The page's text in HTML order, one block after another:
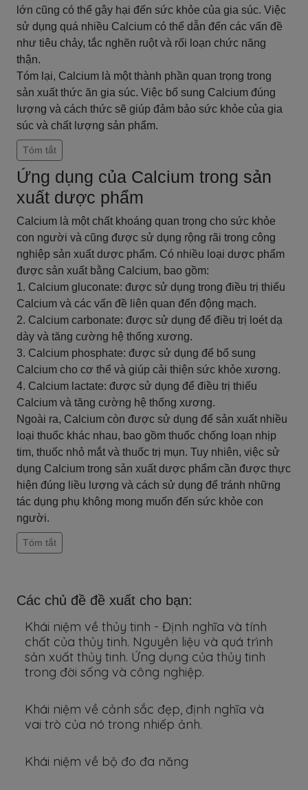
lớn cũng có thể gây hại đến sức khỏe của gia súc. Việc
sử dụng quá nhiều Calcium có thể dẫn đến các vấn đề
như tiêu chảy, tắc nghẽn ruột và rối loạn chức năng
thận.
Tóm lại, Calcium là một thành phần quan trọng trong
sản xuất thức ăn gia súc. Việc bổ sung Calcium đúng
lượng và cách thức sẽ giúp đảm bảo sức khỏe của gia
súc và chất lượng sản phẩm.
Tóm tắt
Ứng dụng của Calcium trong sản
xuất dược phẩm
Calcium là một chất khoáng quan trọng cho sức khỏe
con người và cũng được sử dụng rộng rãi trong công
nghiệp sản xuất dược phẩm. Có nhiều loại dược phẩm
được sản xuất bằng Calcium, bao gồm:
1. Calcium gluconate: được sử dụng trong điều trị thiếu
Calcium và các vấn đề liên quan đến động mạch.
2. Calcium carbonate: được sử dụng để điều trị loét dạ
dày và tăng cường hệ thống xương.
3. Calcium phosphate: được sử dụng để bổ sung
Calcium cho cơ thể và giúp cải thiện sức khỏe xương.
4. Calcium lactate: được sử dụng để điều trị thiếu
Calcium và tăng cường hệ thống xương.
Ngoài ra, Calcium còn được sử dụng để sản xuất nhiều
loại thuốc khác nhau, bao gồm thuốc chống loạn nhịp
tim, thuốc nhỏ mắt và thuốc trị mụn. Tuy nhiên, việc sử
dụng Calcium trong sản xuất dược phẩm cần được thực
hiện đúng liều lượng và cách sử dụng để tránh những
tác dụng phụ không mong muốn đến sức khỏe con
người.
Tóm tắt
Các chủ đề đề xuất cho bạn:
Khái niệm về thủy tinh - Định nghĩa và tính
chất của thủy tinh. Nguyên liệu và quá trình
sản xuất thủy tinh. Ứng dụng của thủy tinh
trong đời sống và công nghiệp.
Khái niệm về cảnh sắc đẹp, định nghĩa và
vai trò của nó trong nhiếp ảnh.
Khái niệm về bộ đo đa năng